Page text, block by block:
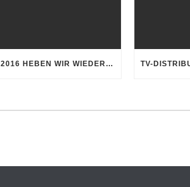
AUCH 2016 HEBEN WIR WIEDER AB